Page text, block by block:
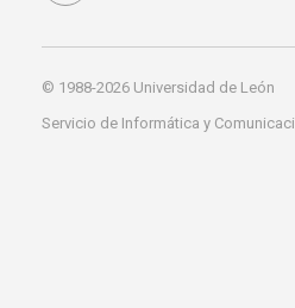
© 1988-2026 Universidad de León
Servicio de Informática y